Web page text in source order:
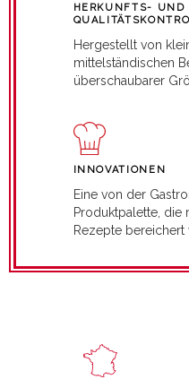
HERKUNFTS- UND
Hergestellt von
mittelständischen
überschaubarer
INNOVATIONEN
Eine von der
Produktpalette, die
Rezepte bereichert